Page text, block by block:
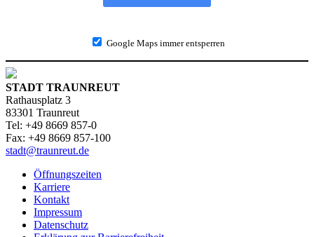
Google Maps immer entsperren
STADT TRAUNREUT
Rathausplatz 3
83301 Traunreut
Tel: +49 8669 857-0
Fax: +49 8669 857-100
stadt@traunreut.de
Öffnungszeiten
Karriere
Kontakt
Impressum
Datenschutz